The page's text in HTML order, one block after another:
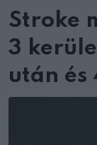
Stroke
3
után és